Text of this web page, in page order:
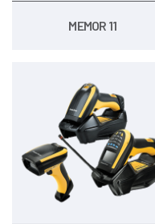
MEMOR 11